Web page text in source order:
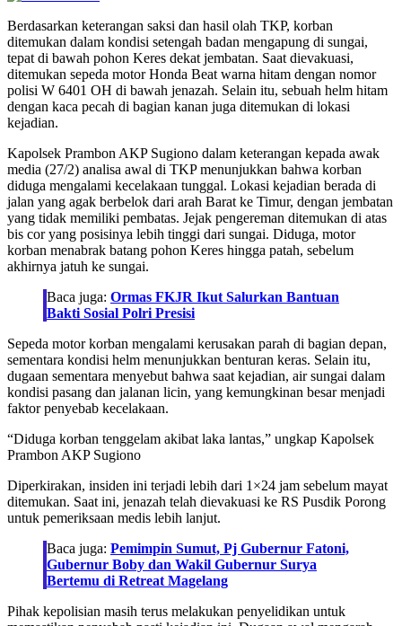
Berdasarkan keterangan saksi dan hasil olah TKP, korban
ditemukan dalam kondisi setengah badan mengapung di sungai,
tepat di bawah pohon Keres dekat jembatan. Saat dievakuasi,
ditemukan sepeda motor Honda Beat warna hitam dengan nomor
polisi W 6401 OH di bawah jenazah. Selain itu, sebuah helm hitam
dengan kaca pecah di bagian kanan juga ditemukan di lokasi
kejadian.
Kapolsek Prambon AKP Sugiono dalam keterangan kepada awak
media (27/2) analisa awal di TKP menunjukkan bahwa korban
diduga mengalami kecelakaan tunggal. Lokasi kejadian berada di
jalan yang agak berbelok dari arah Barat ke Timur, dengan jembatan
yang tidak memiliki pembatas. Jejak pengereman ditemukan di atas
bis cor yang posisinya lebih tinggi dari sungai. Diduga, motor
korban menabrak batang pohon Keres hingga patah, sebelum
akhirnya jatuh ke sungai.
Baca juga: Ormas FKJR Ikut Salurkan Bantuan
Bakti Sosial Polri Presisi
Sepeda motor korban mengalami kerusakan parah di bagian depan,
sementara kondisi helm menunjukkan benturan keras. Selain itu,
dugaan sementara menyebut bahwa saat kejadian, air sungai dalam
kondisi pasang dan jalanan licin, yang kemungkinan besar menjadi
faktor penyebab kecelakaan.
“Diduga korban tenggelam akibat laka lantas,” ungkap Kapolsek
Prambon AKP Sugiono
Diperkirakan, insiden ini terjadi lebih dari 1×24 jam sebelum mayat
ditemukan. Saat ini, jenazah telah dievakuasi ke RS Pusdik Porong
untuk pemeriksaan medis lebih lanjut.
Baca juga: Pemimpin Sumut, Pj Gubernur Fatoni,
Gubernur Boby dan Wakil Gubernur Surya
Bertemu di Retreat Magelang
Pihak kepolisian masih terus melakukan penyelidikan untuk